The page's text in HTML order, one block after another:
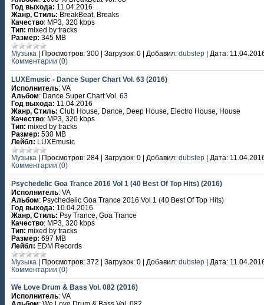
Год выхода: 11.04.2016
Жанр, Стиль: BreakBeat, Breaks
Качество: MP3, 320 kbps
Тип: mixed by tracks
Размер: 345 MB
Музыка Просмотров: 300 Загрузок: 0 Добавил: dubstep Дата:
Комментарии (0)
LUXEmusic - Dance Super Chart Vol. 63 (2016)
Исполнитель: VA
Альбом: Dance Super Chart Vol. 63
Год выхода: 11.04.2016
Жанр, Стиль: Club House, Dance, Deep House, Electro House, House
Качество: MP3, 320 kbps
Тип: mixed by tracks
Размер: 530 MB
Лейбл: LUXEmusic
Музыка | Просмотров: 284 | Загрузок: 0 | Добавил: dubstep | Дата:
Комментарии (0)
Psychedelic Goa Trance 2016 Vol 1 (40 Best Of Top Hits) (2016)
Исполнитель: VA
Альбом: Psychedelic Goa Trance 2016 Vol 1 (40 Best Of Top Hits)
Год выхода: 10.04.2016
Жанр, Стиль: Psy Trance, Goa Trance
Качество: MP3, 320 kbps
Тип: mixed by tracks
Размер: 697 MB
Лейбл: EDM Records
Музыка | Просмотров: 372 | Загрузок: 0 | Добавил: dubstep | Дата:
Комментарии (0)
We Love Drum & Bass Vol. 082 (2016)
Исполнитель: VA